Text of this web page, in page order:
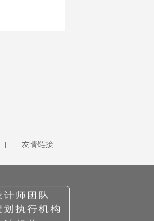
| 友情链接